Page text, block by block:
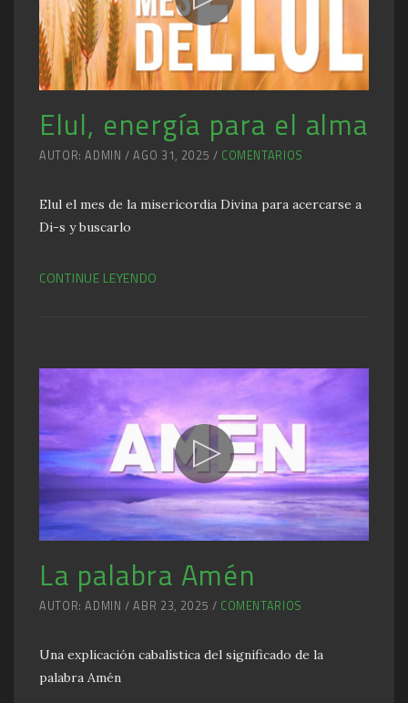
Elul, energía para el alma
AUTOR: ADMIN / AGO 31, 2025 / COMENTARIOS
Elul el mes de la misericordia Divina para acercarse a
Di-s y buscarlo
CONTINUE LEYENDO
La palabra Amén
AUTOR: ADMIN / ABR 23, 2025 / COMENTARIOS
Una explicación cabalística del significado de la
palabra Amén